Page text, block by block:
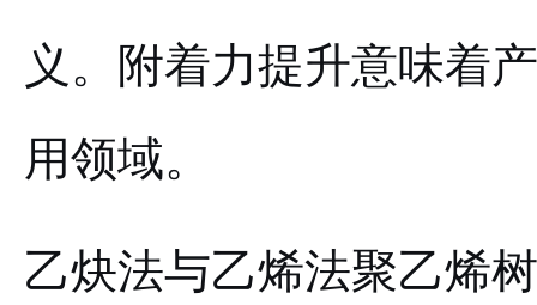
义。附着力提升意味着
用领域。
乙炔法与乙烯法聚乙烯